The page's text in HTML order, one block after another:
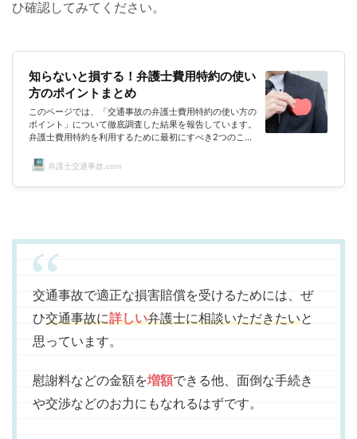
ひ確認してみてください。
知らないと損する！弁護士費用特約の使い
方のポイントまとめ
このページでは、「交通事故の弁護士費用特約の使い方の
ポイント」について徹底調査した結果を報告しています。
弁護士費用特約を利用するために最初にすべき2つのこと
すればいいですか!?保険会社への事故報告と、委任契約の
な情報を報告すればいいってことですね！いざというとき
弁護士交通事故.com
交通事故で適正な損害賠償を受けるためには、ぜ
ひ交通事故に詳しい弁護士に相談いただきたいと
思っています。
慰謝料などの金額を増額できる他、面倒な手続き
や交渉などのお力にもなれるはずです。